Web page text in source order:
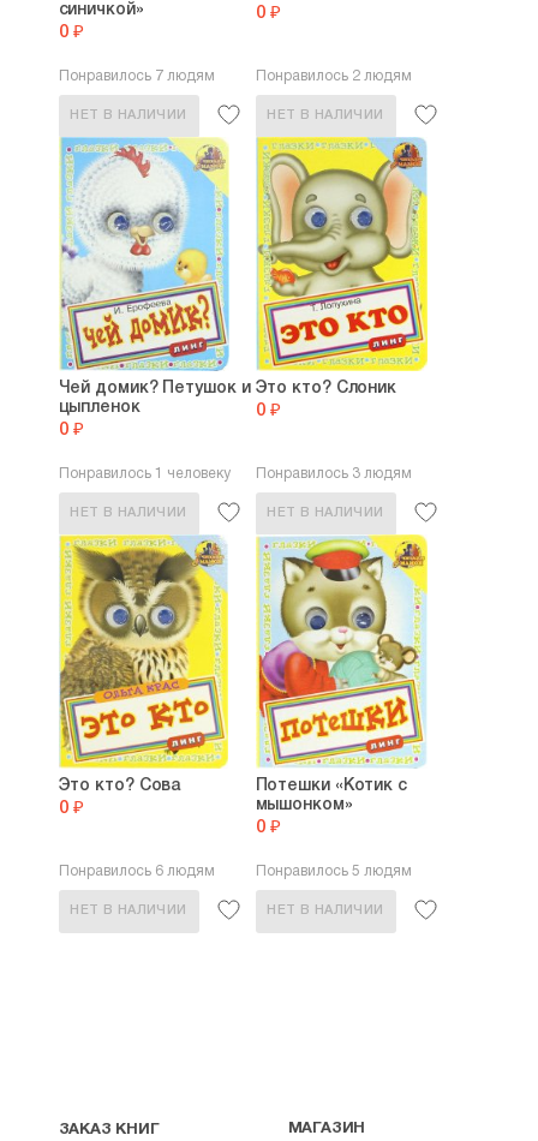
синичкой»
0 ₽
Понравилось 7 людям
НЕТ В НАЛИЧИИ
0 ₽
Понравилось 2 людям
НЕТ В НАЛИЧИИ
Чей домик? Петушок и
цыпленок
0 ₽
Понравилось 1 человеку
НЕТ В НАЛИЧИИ
Это кто? Слоник
0 ₽
Понравилось 3 людям
НЕТ В НАЛИЧИИ
Это кто? Сова
0 ₽
Понравилось 6 людям
НЕТ В НАЛИЧИИ
Потешки «Котик с
мышонком»
0 ₽
Понравилось 5 людям
НЕТ В НАЛИЧИИ
ЗАКАЗ КНИГ
МАГАЗИН